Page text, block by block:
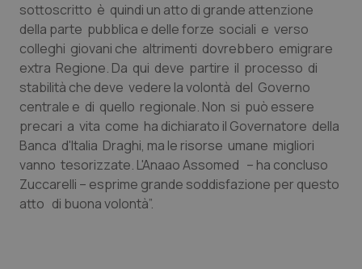
Molise
Piemonte
Provincia Autonoma di Bolzano
Provincia Autonoma di Trento
Puglia
Epatiti
HIV
Infezioni & Febbre
Ipertensione & Scompenso
Malattie rare
sottoscritto è quindi un atto di grande attenzione
della parte pubblica e delle forze sociali e verso
colleghi giovani che altrimenti dovrebbero emigrare
extra Regione. Da qui deve partire il processo di
stabilità che deve vedere la volontà del Governo
centrale e di quello regionale. Non si può essere
precari a vita come ha dichiarato il Governatore della
Banca d'Italia Draghi, ma le risorse umane migliori
vanno tesorizzate. L'Anaao Assomed – ha concluso
Zuccarelli – esprime grande soddisfazione per questo
atto di buona volontà”.